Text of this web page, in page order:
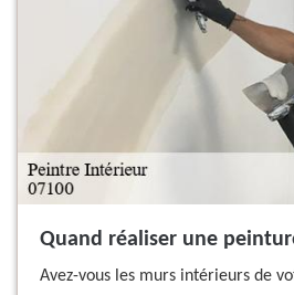
Quand réaliser une
Avez-vous les murs intérieurs de